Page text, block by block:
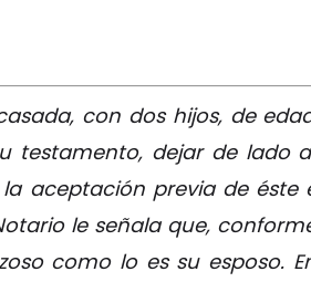
con dos hijos, de
testamento, dejar de lado
aceptación previa de
le señala que,
como lo es su esposo.